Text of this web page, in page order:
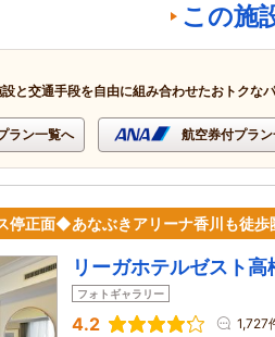
この施
設と交通手段を自由に組み合わせたおトクな
ラン一覧へ 航空券付プラ
停正面◆あなぶきアリーナ香川も徒歩
リーガホテルゼスト高
フォトギャラリー
4.2 1,727